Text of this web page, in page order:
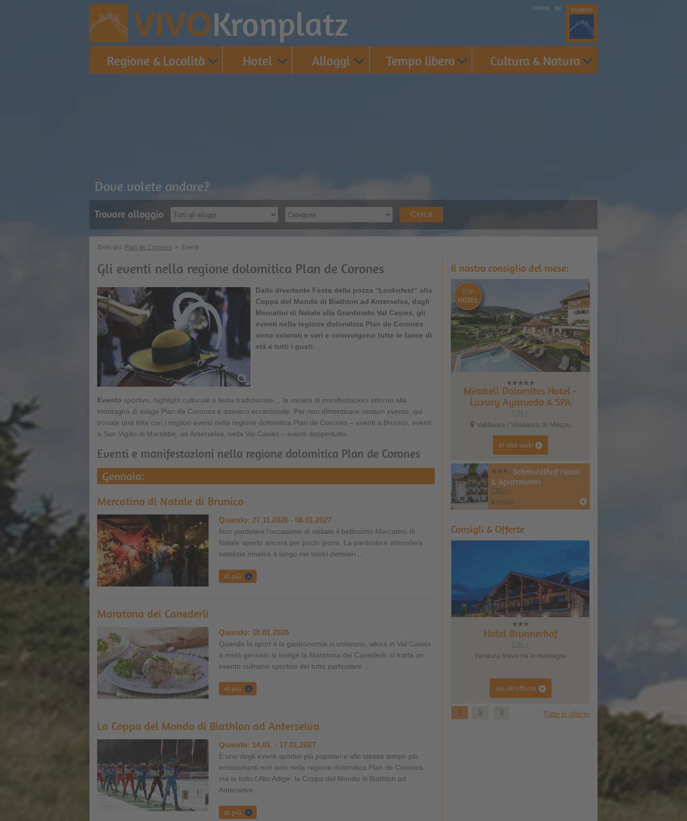
VIVOKronplatz
Dove volete andare?
Trovare alloggio Cerca
Regione & Località Hotel Alloggi Tempo libero Cultura & Natura
Home de
Siete qui: Plan de Corones > Eventi
Gli eventi nella regione dolomitica Plan de Corones
Dalla divertente Festa della pozza “Locknfest” alla
Coppa del Mondo di Biathlon ad Anterselva, dagli
Mercatini di Natale alla Granfondo Val Casies, gli
eventi nella regione dolomitica Plan de Corones
sono colorati e vari e coinvolgono tutte le fasce di
età e tutti i gusti.
Evento sportivo, highlight culturale o festa tradizionale… la varietà di manifestazioni attorno alla
montagna di svago Plan de Corones è davvero eccezionale. Per non dimenticare nessun evento, qui
trovate una lista con i migliori eventi nella regione dolomitica Plan de Corones – eventi a Brunico, eventi
a San Vigilio di Marebbe, ad Anterselva, nella Val Casies – eventi dappertutto.
Eventi e manifestazioni nella regione dolomitica Plan de Corones
Gennaio:
Mercatino di Natale di Brunico
Quando: 27.11.2026 - 06.01.2027
Non perdetevi l'occasione di visitate il bellissimo Mercatino di
Natale aperto ancora per pochi giorni. La particolare atmosfera
natalizia rimarrà a lungo nei vostri pensieri ...
di più
Maratona dei Canederli
Quando: 18.01.2026
Quando lo sport e la gastronomia si uniscono, allora in Val Casies
a metà gennaio si svolge la Maratona dei Canederli: si tratta un
evento culinario sportivo del tutto particolare ...
di più
La Coppa del Mondo di Biathlon ad Anterselva
Quando: 14.01. - 17.01.2027
È uno degli eventi sportivi più popolari e allo stesso tempo più
emozionanti non solo nella regione dolomitica Plan de Corones,
ma in tutto l'Alto Adige: la Coppa del Mondo di Biathlon ad
Anterselva ...
di più
Il nostro consiglio del mese:
TOP
HOTEL
Mirabell Dolomites Hotel -
Luxury Ayurveda & SPA
Valdaora / Valdaora di Mezzo
al sito web
Schmalzlhof Hotel
& Apartments
CIN +
Rasun
Consigli & Offerte
Hotel Brunnerhof
Vacanza breve tra le montagne
vai all'offerta
1 2 3 Tutte le offerte